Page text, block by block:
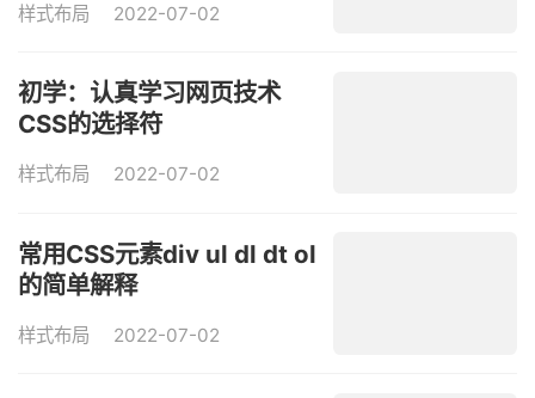
样式布局 2022-07-02
初学：认真学习网页技术
CSS的选择符
样式布局 2022-07-02
常用CSS元素div ul dl dt ol
的简单解释
样式布局 2022-07-02